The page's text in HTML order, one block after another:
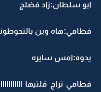
ابو سلطان:زاد فضلج
فطامي:هاه وين
يدوه:امس سايره
فطامي تراج قلتيها